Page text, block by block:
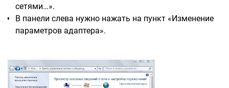
сетями…».
В панели слева нужно нажать на пункт «Изменение
параметров адаптера».